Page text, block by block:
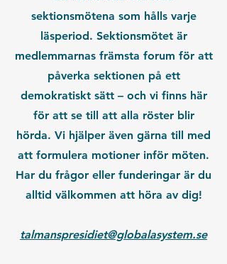
sektionsmötena som hålls varje
läsperiod. Sektionsmötet är
medlemmarnas främsta forum för att
påverka sektionen på ett
demokratiskt sätt – och vi finns här
för att se till att alla röster blir
hörda. Vi hjälper även gärna till med
att formulera motioner inför möten.
Har du frågor eller funderingar är du
alltid välkommen att höra av dig!
talmanspresidiet@globalasystem.se